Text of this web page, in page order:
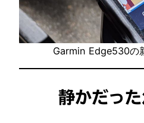
Garmin Edge530の
静かだっ